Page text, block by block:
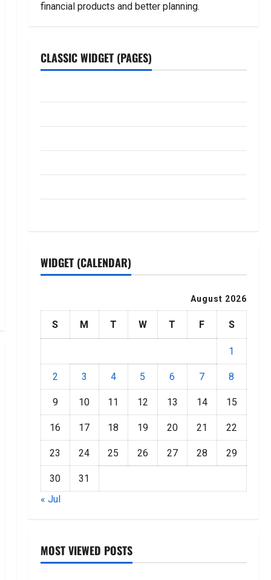
financial products and better planning.
CLASSIC WIDGET (PAGES)
WIDGET (CALENDAR)
August 2026
S M T W T F S
1
2 3 4 5 6 7 8
9 10 11 12 13 14 15
16 17 18 19 20 21 22
23 24 25 26 27 28 29
30
31
« Jul
MOST VIEWED POSTS